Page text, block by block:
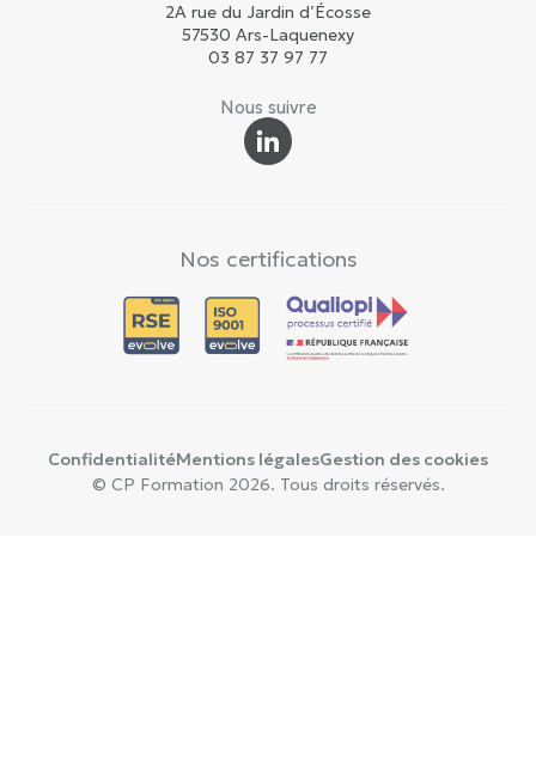
Nos certifications
2A rue du Jardin d’Écosse
57530 Ars-Laquenexy
03 87 37 97 77
Nous suivre
© CP Formation 2026. Tous droits réservés.
ConfidentialitéMentions légalesGestion des cookies